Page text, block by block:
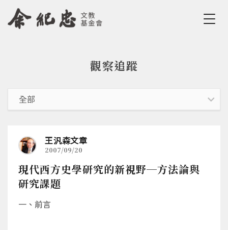
Jump to Navigation
Jump to Main content
觀察追蹤
王汎森文章
2007/09/20
現代西方史學研究的新視野─方法論與
研究課題
一、前言